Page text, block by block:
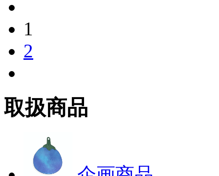
1
2
取扱商品